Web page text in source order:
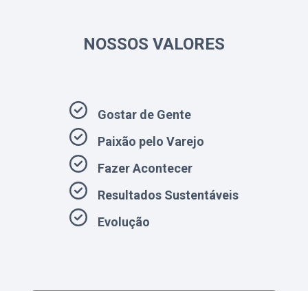
NOSSOS VALORES
Gostar de Gente
Paixão pelo Varejo
Fazer Acontecer
Resultados Sustentáveis
Evolução